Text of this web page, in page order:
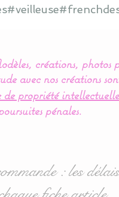
créations, photos
avec nos créations
de propriété
pénales.
: les